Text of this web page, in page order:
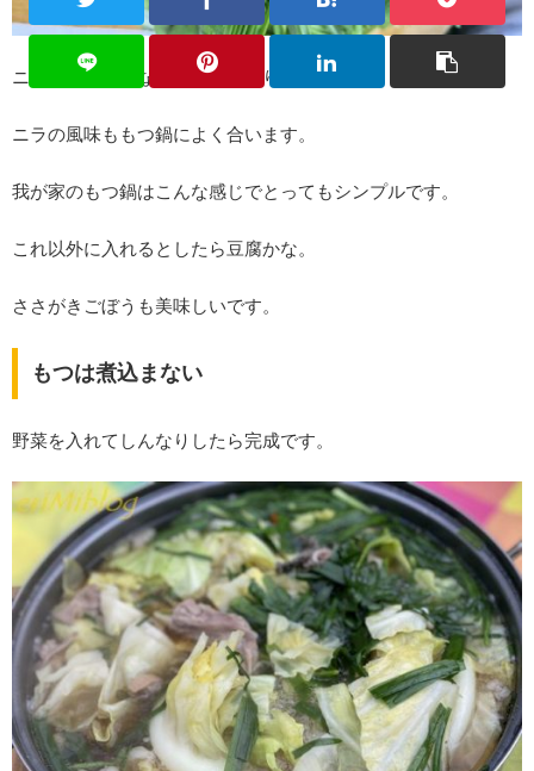
ニラも水分が少ないのでどっさり入れてOK。
ニラの風味ももつ鍋によく合います。
我が家のもつ鍋はこんな感じでとってもシンプルです。
これ以外に入れるとしたら豆腐かな。
ささがきごぼうも美味しいです。
もつは煮込まない
野菜を入れてしんなりしたら完成です。